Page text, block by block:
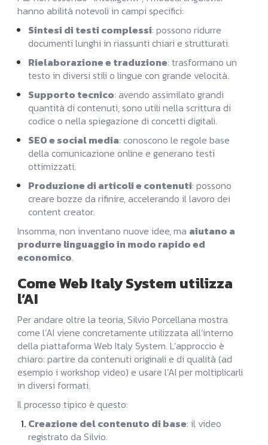
hanno abilità notevoli in campi specifici:
Sintesi di testi complessi: possono ridurre
documenti lunghi in riassunti chiari e strutturati.
Rielaborazione e traduzione: trasformano un
testo in diversi stili o lingue con grande velocità.
Supporto tecnico: avendo assimilato grandi
quantità di contenuti, sono utili nella scrittura di
codice o nella spiegazione di concetti digitali.
SEO e social media: conoscono le regole base
della comunicazione online e generano testi
ottimizzati.
Produzione di articoli e contenuti: possono
creare bozze da rifinire, accelerando il lavoro dei
content creator.
Insomma, non inventano nuove idee, ma aiutano a
produrre linguaggio in modo rapido ed
economico.
Come Web Italy System utilizza
l’AI
Per andare oltre la teoria, Silvio Porcellana mostra
come l’AI viene concretamente utilizzata all’interno
della piattaforma Web Italy System. L’approccio è
chiaro: partire da contenuti originali e di qualità (ad
esempio i workshop video) e usare l’AI per moltiplicarli
in diversi formati.
Il processo tipico è questo:
Creazione del contenuto di base: il video
registrato da Silvio.